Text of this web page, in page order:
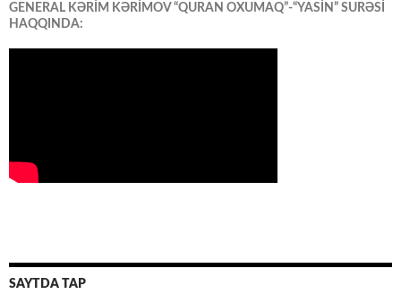
GENERAL KƏRİM KƏRİMOV “QURAN OXUMAQ”-“YASİN” SURƏSİ
HAQQINDA:
SAYTDA TAP